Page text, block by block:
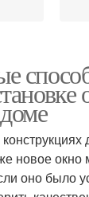
доме
новое окно
оно было